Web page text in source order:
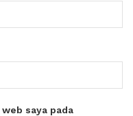
saya pada